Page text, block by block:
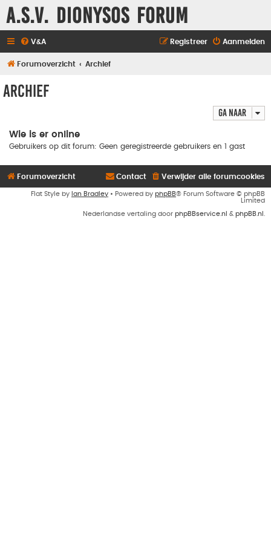
A.S.V. Dionysos Forum
V&A Aanmelden
Registreer
Forumoverzicht Archief
Archief
Ga naar
Wie is er online
Gebruikers op dit forum: Geen geregistreerde gebruikers en 1 gast
Forumoverzicht Verwijder alle forumcookies
Contact
Flat Style by Ian Bradley • Powered by phpBB® Forum Software © phpBB
Limited
Nederlandse vertaling door phpBBservice.nl & phpBB.nl .